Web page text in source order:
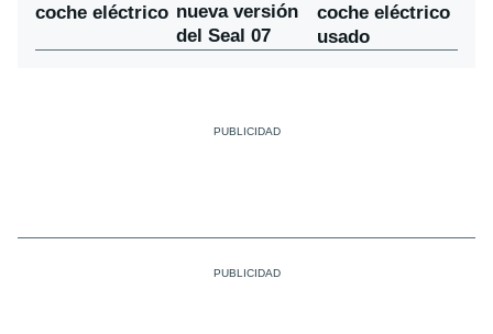
coche eléctrico nueva versión
del Seal 07
coche eléctrico
usado